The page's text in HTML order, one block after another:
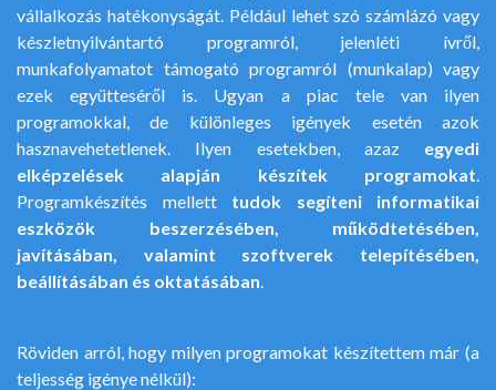
vállalkozás hatékonyságát. Például lehet szó számlázó vagy
készletnyilvántartó programról, jelenléti ívről,
munkafolyamatot támogató programról (munkalap) vagy
ezek együtteséről is. Ugyan a piac tele van ilyen
programokkal, de különleges igények esetén azok
hasznavehetetlenek. Ilyen esetekben, azaz egyedi
elképzelések alapján készítek programokat.
Programkészítés mellett tudok segíteni informatikai
eszközök beszerzésében, működtetésében,
javításában, valamint szoftverek telepítésében,
beállításában és oktatásában.
Röviden arról, hogy milyen programokat készítettem már (a
teljesség igénye nélkül):